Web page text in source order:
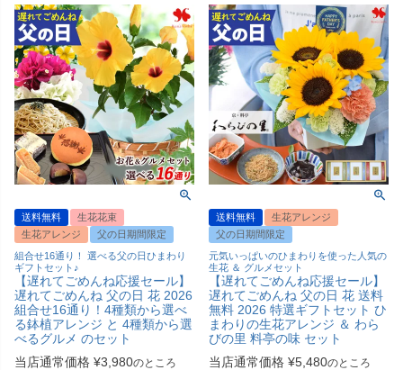
送料無料
生花花束
生花アレンジ
父の日期間限定
組合せ16通り！ 選べる父の日ひまわり
ギフトセット♪
【遅れてごめんね応援セール】
遅れてごめんね 父の日 花 2026
組合せ16通り！4種類から選べ
る鉢植アレンジ と 4種類から選
べるグルメ のセット
当店通常価格 ¥3,980のところ
送料無料
生花アレンジ
父の日期間限定
元気いっぱいのひまわりを使った人気の
生花 ＆ グルメセット
【遅れてごめんね応援セール】
遅れてごめんね 父の日 花 送料
無料 2026 特選ギフトセット ひ
まわりの生花アレンジ ＆ わら
びの里 料亭の味 セット
当店通常価格 ¥5,480のところ